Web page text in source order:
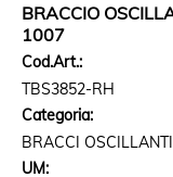
BRACCIO
1007
Cod.Art.:
TBS3852-RH
Categoria:
BRACCI
UM: